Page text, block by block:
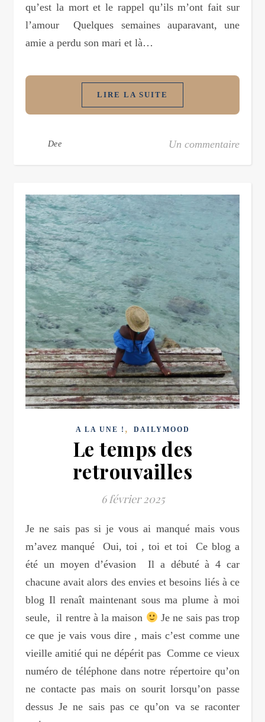
qu’est la mort et le rappel qu’ils m’ont fait sur
l’amour Quelques semaines auparavant, une
amie a perdu son mari et là…
LIRE LA SUITE
Dee Un commentaire
A LA UNE ! , DAILYMOOD
Le temps des
retrouvailles
6 février 2025
Je ne sais pas si je vous ai manqué mais vous
m’avez manqué Oui, toi , toi et toi Ce blog a
été un moyen d’évasion Il a débuté à 4 car
chacune avait alors des envies et besoins liés à ce
blog Il renaît maintenant sous ma plume à moi
seule, il rentre à la maison
Je ne sais pas trop
ce que je vais vous dire , mais c’est comme une
vieille amitié qui ne dépérit pas Comme ce vieux
numéro de téléphone dans notre répertoire qu’on
ne contacte pas mais on sourit lorsqu’on passe
dessus Je ne sais pas ce qu’on va se raconter